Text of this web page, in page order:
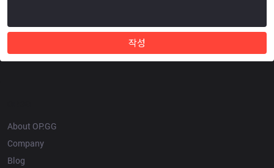
작성
About OP.GG
Company
Blog